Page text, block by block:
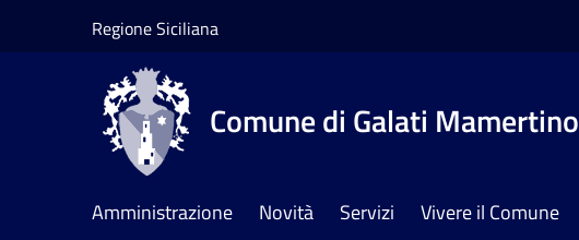
Regione Siciliana
Comune di Galati Mamertino
Amministrazione Novità Servizi Vivere il Comune